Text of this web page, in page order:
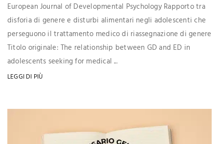
European Journal of Developmental Psychology Rapporto tra
disforia di genere e disturbi alimentari negli adolescenti che
perseguono il trattamento medico di riassegnazione di genere
Titolo originale: The relationship between GD and ED in
adolescents seeking for medical ...
LEGGI DI PIÙ